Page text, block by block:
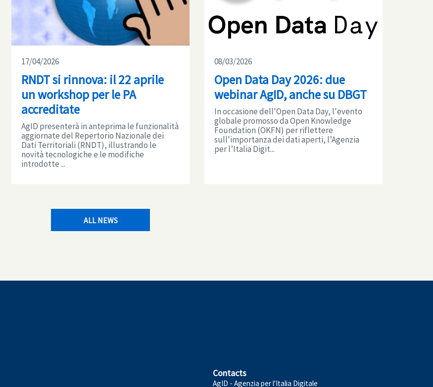
17/04/2026
RNDT si rinnova: il 22 aprile
un workshop per le PA
accreditate
AgID presenterà in anteprima le funzionalità
aggiornate del Repertorio Nazionale dei
Dati Territoriali (RNDT), illustrando le
novità tecnologiche e le modifiche
introdotte ...
08/03/2026
Open Data Day 2026: due
webinar AgID, anche su DBGT
In occasione dell'Open Data Day, l'evento
globale promosso da Open Knowledge
Foundation (OKFN) per riflettere
sull'importanza dei dati aperti, l’Agenzia
per l’Italia Digit...
ALL NEWS
Contacts
AgID - Agenzia per l'Italia Digitale